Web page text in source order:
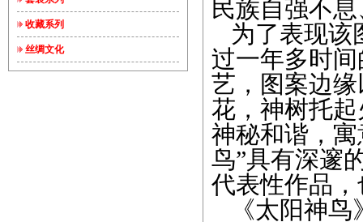
收藏系列
丝绸文化
民族自强不
为了表现该
过一年多时
艺，图案边
花，神树托
神秘和谐，
鸟”具有深邃
代表性作品
《太阳神鸟